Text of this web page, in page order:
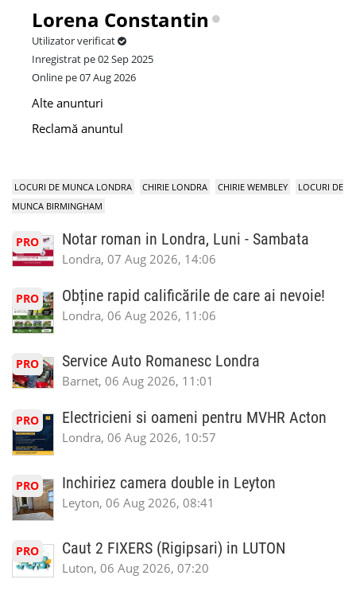
Lorena Constantin
Utilizator verificat
Inregistrat pe 02 Sep 2025
Online pe 07 Aug 2026
Alte anunturi
Reclamă anuntul
LOCURI DE MUNCA LONDRA CHIRIE LONDRA CHIRIE WEMBLEY
LOCURI DE
MUNCA BIRMINGHAM
PRO Notar roman in Londra, Luni - Sambata
Londra, 07 Aug 2026, 14:06
PRO Obține rapid calificările de care ai nevoie!
Londra, 06 Aug 2026, 11:06
PRO Service Auto Romanesc Londra
Barnet, 06 Aug 2026, 11:01
PRO Electricieni si oameni pentru MVHR Acton
Londra, 06 Aug 2026, 10:57
PRO Inchiriez camera double in Leyton
Leyton, 06 Aug 2026, 08:41
PRO Caut 2 FIXERS (Rigipsari) in LUTON
Luton, 06 Aug 2026, 07:20